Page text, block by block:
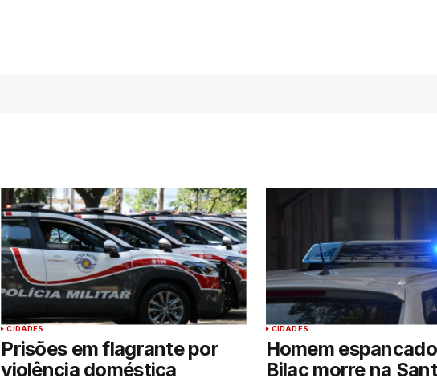
CIDADES
Prisões em flagrante por
violência doméstica
CIDADES
Homem
Bilac morre na